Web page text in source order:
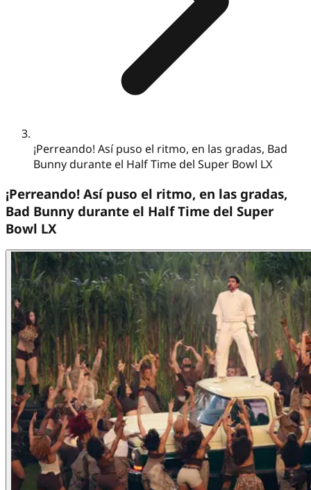
¡Perreando! Así puso el ritmo, en las gradas, Bad
Bunny durante el Half Time del Super Bowl LX
¡Perreando! Así puso el ritmo, en las gradas,
Bad Bunny durante el Half Time del Super
Bowl LX